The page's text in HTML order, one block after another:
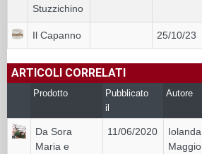
Stuzzichino
Il Capanno 25/10/23
ARTICOLI CORRELATI
Prodotto
Pubblicato
il
Autore
Da Sora
Maria e
11/06/2020
Iolanda
Maggio